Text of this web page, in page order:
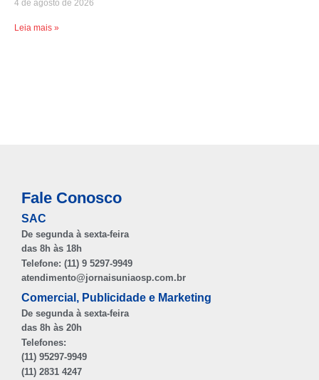
4 de agosto de 2026
Leia mais »
Fale Conosco
SAC
De segunda à sexta-feira
das 8h às 18h
Telefone: (11) 9 5297-9949
atendimento@jornaisuniaosp.com.br
Comercial, Publicidade e Marketing
De segunda à sexta-feira
das 8h às 20h
Telefones:
(11) 95297-9949
(11) 2831 4247